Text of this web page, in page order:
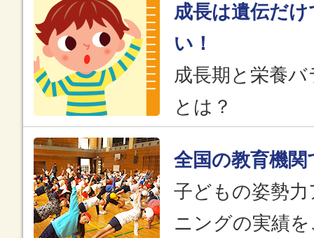
成長は遺伝だ
い！
成長期と栄養
とは？
全国の教育機関
子どもの姿勢
ニングの実績